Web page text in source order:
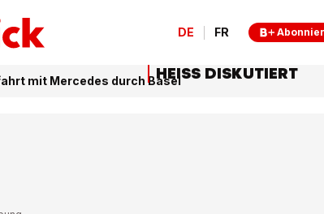
DE FR
mit Mercedes durch BaselHEISS DISKUTIERT